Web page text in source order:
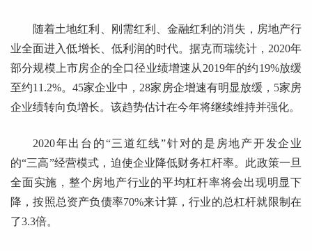
随着土地红利、刚需红利、金融红利的消失，房地产行
业全面进入低增长、低利润的时代。据克而瑞统计，2020年
部分规模上市房企的全口径业绩增速从2019年的约19%放缓
至约11.2%。45家企业中，28家房企增速有明显放缓，5家房
企业绩转向负增长。该趋势估计在今年将继续维持并强化。
2020年出台的“三道红线”针对的是房地产开发企业
的“三高”经营模式，迫使企业降低财务杠杆率。此政策一旦
全面实施，整个房地产行业的平均杠杆率将会出现明显下
降，按照总资产负债率70%来计算，行业的总杠杆就限制在
了3.3倍。